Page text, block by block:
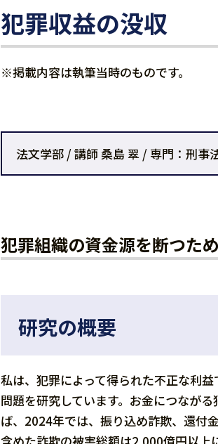
犯罪収益の没収
※掲載内容は執筆当時のものです。
法文学部 / 講師 桑島 翠 / 専門：刑事
犯罪組織の資金源を断つた
研究の概要
私は、犯罪によって得られた不正な利
問題を研究しています。お金につなが
ば、2024年では、振り込め詐欺、還付